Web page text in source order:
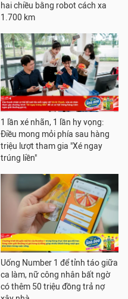
hai chiều bằng robot cách xa
1.700 km
1 lần xé nhãn, 1 lần hy vọng:
Điều mong mỏi phía sau hàng
triệu lượt tham gia "Xé ngay
trúng liền"
Uống Number 1 để tỉnh táo giữa
ca làm, nữ công nhân bất ngờ
có thêm 50 triệu đồng trả nợ